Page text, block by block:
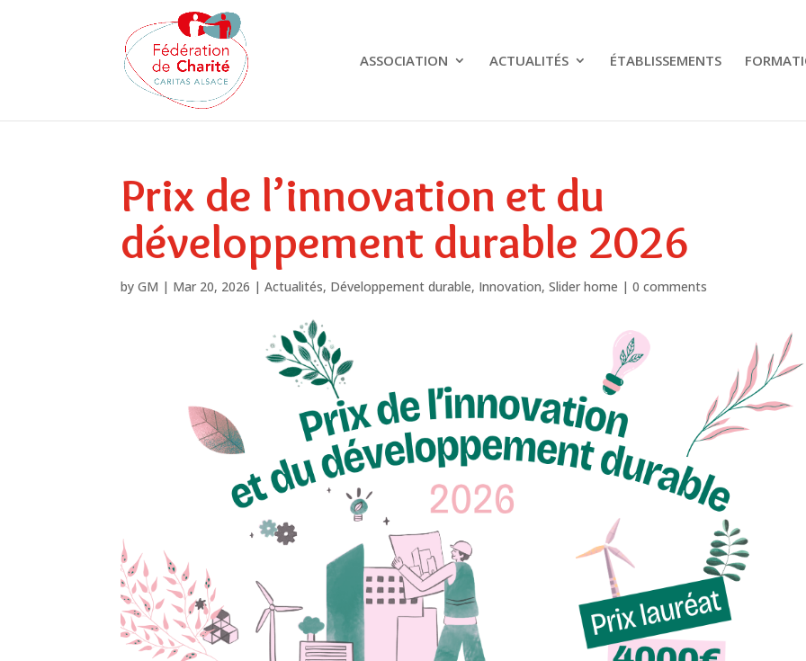
ASSOCIATION ACTUALITÉS ÉTABLISSEMENTS
Prix de l’innovation et du
développement durable 2026
byGM | Mar 20, 2026 |Actualités, Développement durable, Innovation,Slider home |0 comments